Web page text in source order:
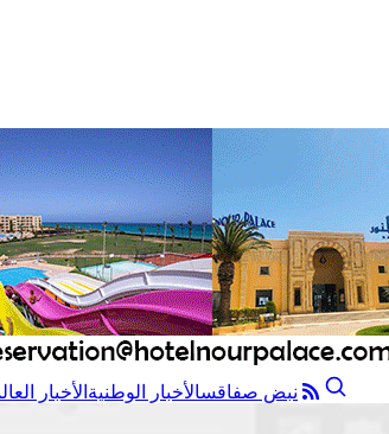
نبض صفاقسالأخبار الوطنية الأخبار